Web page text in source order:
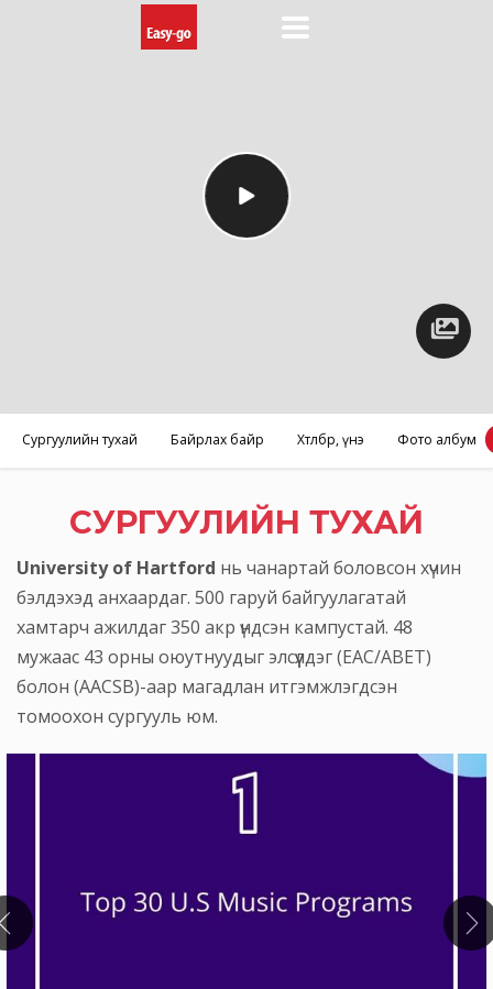
Сургуулийн тухай Байрлах байр Хөтөлбөр, үнэ Фото албум
СУРГУУЛИЙН ТУХАЙ
University of Hartford нь чанартай боловсон хүчин
бэлдэхэд анхаардаг. 500 гаруй байгуулагатай
хамтарч ажилдаг 350 акр үндсэн кампустай. 48
мужаас 43 орны оюутнуудыг элсүүлдэг (EAC/ABET)
болон (AACSB)-аар магадлан итгэмжлэгдсэн
томоохон сургууль юм.